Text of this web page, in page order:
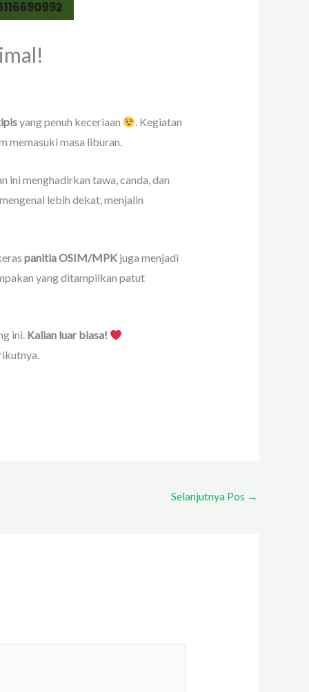
yang penuh keceriaan
. Kegiatan
memasuki masa liburan.
ini menghadirkan tawa, canda, dan
lebih dekat, menjalin
panitia OSIM/MPKjuga menjadi
yang ditampilkan patut
ini. Kalian luar biasa!
Selanjutnya Pos →